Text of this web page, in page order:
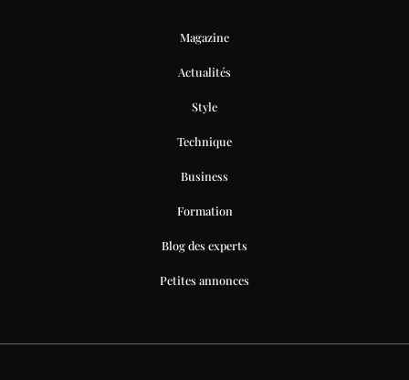
Magazine
Actualités
Style
Technique
Business
Formation
Blog des experts
Petites annonces